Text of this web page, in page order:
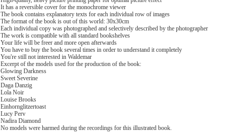
It has a reversible cover for the monochrome viewer
The book contains explanatory texts for each individual row of images
The format of the book is out of this world: 30x30cm
Each individual copy was photographed and selectively described by the photographer
The work is compatible with all standard bookshelves
Your life will be freer and more open afterwards
You have to buy the book several times in order to understand it completely
You're still not interested in Waldemar
Excerpt of the models used for the production of the book:
Glowing Darkness
Sweet Severine
Daga Danzig
Lola Noir
Louise Brooks
Einhornglitzertoast
Lucy Perv
Nadira Diamond
No models were harmed during the recordings for this illustrated book.